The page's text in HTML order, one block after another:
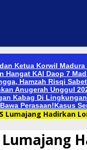
Ketua Korwil
Hangat KAI Daop 7
Hamzah Risqi
Anugerah Unggul
Kabag Di
Perasaan!Kasus
Lumajang Hadirkan
Lumajang